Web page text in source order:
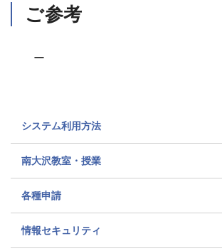
ご参考
ー
システム利用方法
南大沢教室・授業
各種申請
情報セキュリティ